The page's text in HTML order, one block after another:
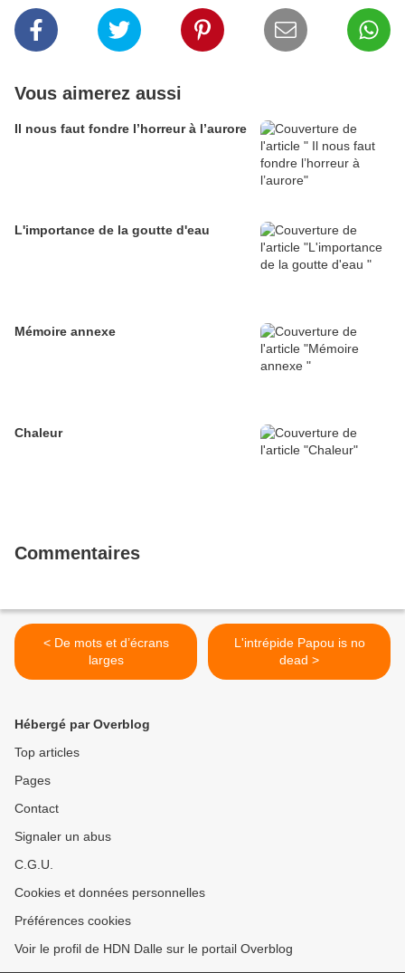
Vous aimerez aussi
Il nous faut fondre l’horreur à l’aurore
L'importance de la goutte d'eau
Mémoire annexe
Chaleur
Commentaires
< De mots et d’écrans
larges
L'intrépide Papou is no
dead >
Hébergé par Overblog
Top articles
Pages
Contact
Signaler un abus
C.G.U.
Cookies et données personnelles
Préférences cookies
Voir le profil de HDN Dalle sur le portail Overblog